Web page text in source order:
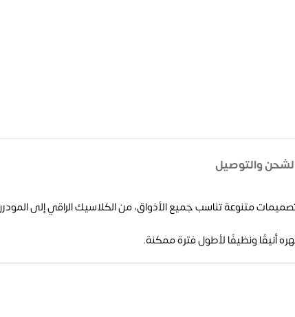
والتوصيل
متنوعة تناسب جميع الأذواق، من الكلاسيك الراقي إلى
أنيقًا ونظيفًا لأطول فترة ممكنة.